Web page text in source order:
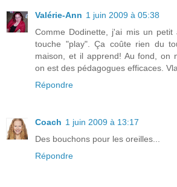
Valérie-Ann 1 juin 2009 à 05:38
Comme Dodinette, j'ai mis un petit
touche "play". Ça coûte rien du
maison, et il apprend! Au fond, on
on est des pédagogues efficaces.
Répondre
Coach 1 juin 2009 à 13:17
Des bouchons pour les oreilles...
Répondre